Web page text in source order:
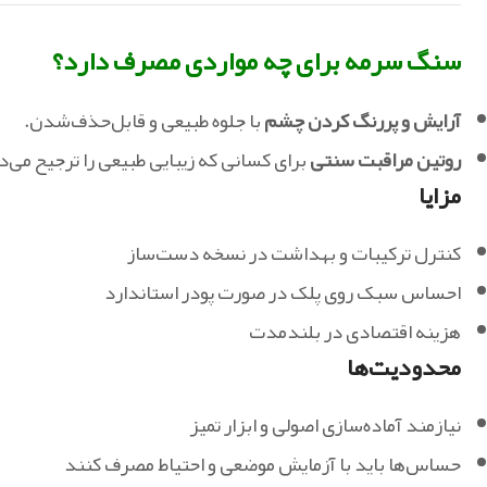
سنگ سرمه برای چه مواردی مصرف دارد؟
آرایش و پررنگ‌ کردن چشمبا جلوه طبیعی و قابل‌حذف‌شدن.
روتین مراقبت سنتیبرای کسانی که زیبایی طبیعی را ترجیح
مزایا
کنترل ترکیبات و بهداشت در نسخه دست‌ساز
احساس سبک روی پلک در صورت پودر استاندارد
هزینه اقتصادی در بلندمدت
محدودیت‌ها
نیازمند آماده‌سازی اصولی و ابزار تمیز
حساس‌ها باید با آزمایش موضعی و احتیاط مصرف کنند